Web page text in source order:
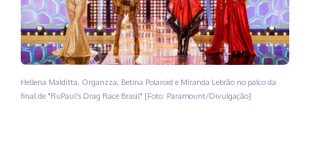
Hellena Malditta, Organzza, Betina Polaroid e Miranda Lebrão no palco da
final de "RuPaul's Drag Race Brasil" [Foto: Paramount/Divulgação]